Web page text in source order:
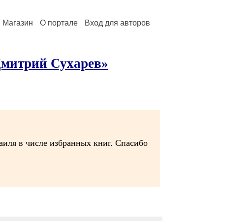
Магазин О портале Вход для авторов
Сухарев»
в числе избранных книг. Спасибо